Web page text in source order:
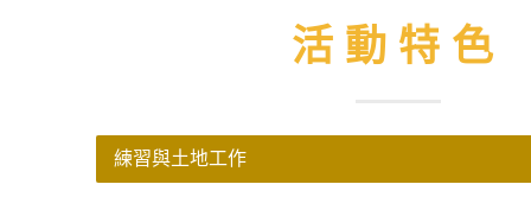
活動特色
練習與土地工作